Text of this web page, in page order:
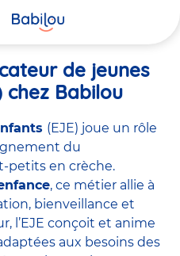
de jeunes
chez Babilou
(EJE) joue un rôle
du
petits en crèche.
, ce métier allie à
bienveillance et
l’EJE conçoit et anime
aux besoins des